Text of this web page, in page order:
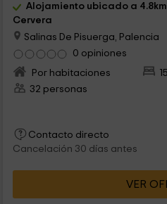
Alojamiento ubicado a
Cervera
Salinas De Pisuerga, Palencia
0 opiniones
Por habitaciones
32 personas
Contacto directo
Cancelación 30 días antes
VER